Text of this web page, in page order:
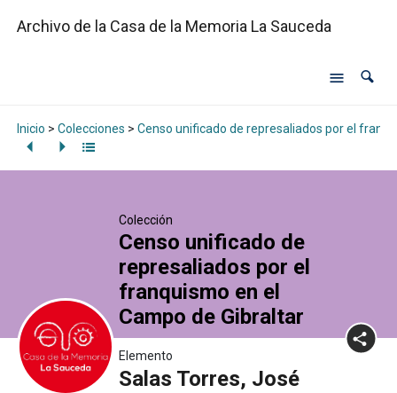
Archivo de la Casa de la Memoria La Sauceda
Inicio > Colecciones > Censo unificado de represaliados por el
Colección
Censo unificado de
represaliados por el
franquismo en el
Campo de Gibraltar
Elemento
Salas Torres, José